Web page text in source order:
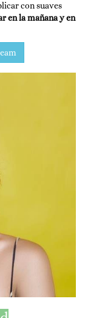
con suaves
en la mañana y en